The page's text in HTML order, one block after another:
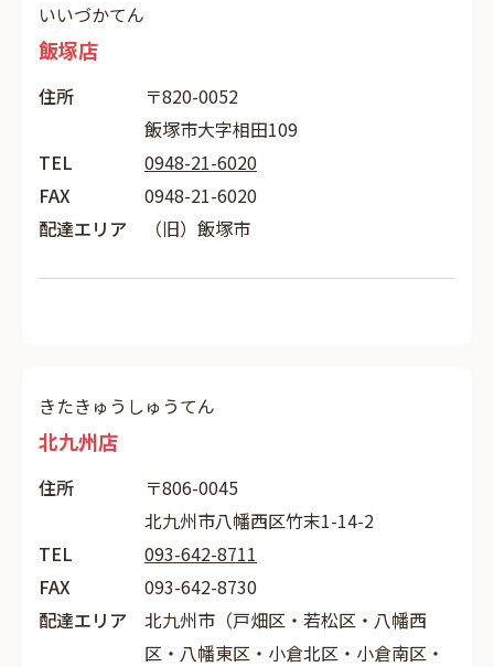
いいづかてん
飯塚店
住所
〒820-0052
飯塚市大字相田109
TEL
0948-21-6020
FAX
0948-21-6020
配達エリア
（旧）飯塚市
きたきゅうしゅうてん
北九州店
住所
〒806-0045
北九州市八幡西区竹末1-14-2
TEL
093-642-8711
FAX
093-642-8730
配達エリア
北九州市（戸畑区・若松区・八幡西
区・八幡東区・小倉北区・小倉南区・